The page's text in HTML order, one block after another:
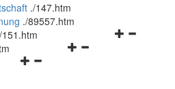
./147.htm
./89557.htm
Navigationsmenü
/151.htm
Navigationsmenü